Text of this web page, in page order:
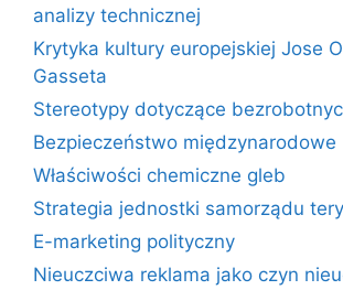
analizy technicznej
Krytyka kultury europejskiej Jose
Gasseta
Stereotypy dotyczące
Bezpieczeństwo międzynarodowe
Właściwości chemiczne gleb
Strategia jednostki samorządu
E-marketing polityczny
Nieuczciwa reklama jako czyn